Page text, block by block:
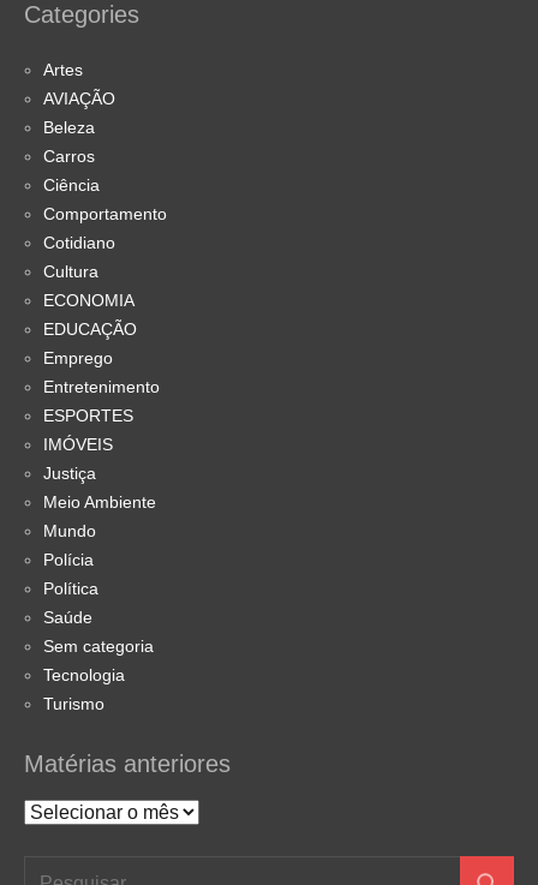
Categories
Artes
AVIAÇÃO
Beleza
Carros
Ciência
Comportamento
Cotidiano
Cultura
ECONOMIA
EDUCAÇÃO
Emprego
Entretenimento
ESPORTES
IMÓVEIS
Justiça
Meio Ambiente
Mundo
Polícia
Política
Saúde
Sem categoria
Tecnologia
Turismo
Matérias anteriores
Matérias